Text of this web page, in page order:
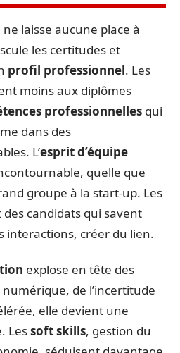
ne laisse aucune place à
les certitudes et
profil professionnel. Les
moins aux diplômes
professionnelles qui
dans des
L’esprit d’équipe
quelle que
groupe à la start-up. Les
candidats qui savent
interactions, créer du lien.
explose en tête des
de l’incertitude
elle devient une
Lessoft skills, gestion du